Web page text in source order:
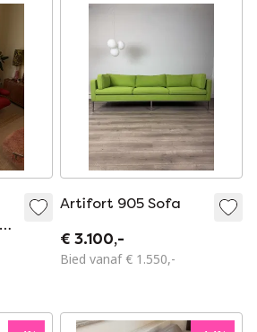
Artifort 905 Sofa
€ 3.100,-
Bied vanaf € 1.550,-